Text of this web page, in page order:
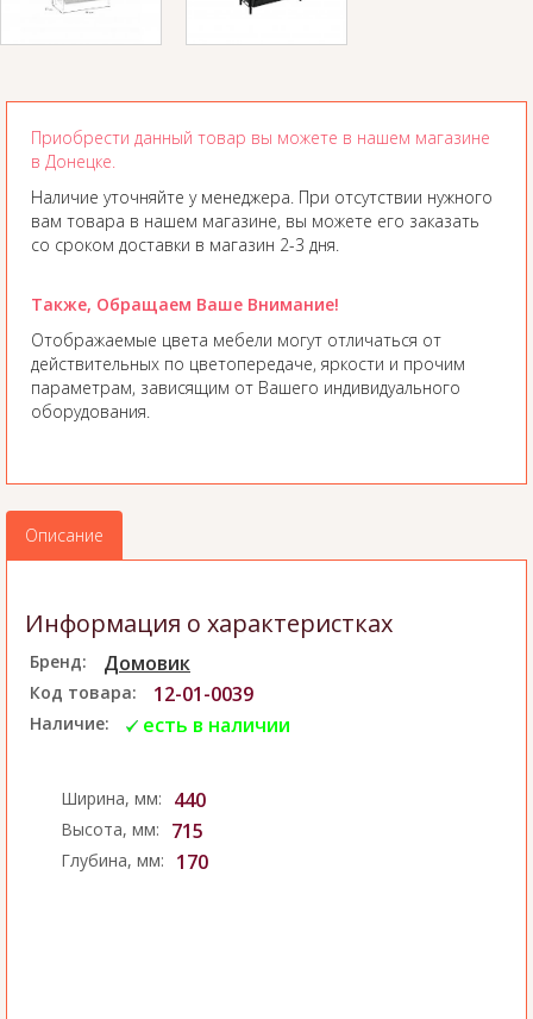
Приобрести данный товар вы можете в нашем магазине
в Донецке.
Наличие уточняйте у менеджера. При отсутствии нужного
вам товара в нашем магазине, вы можете его заказать
со сроком доставки в магазин 2-3 дня.
Также, Обращаем Ваше Внимание!
Отображаемые цвета мебели могут отличаться от
действительных по цветопередаче, яркости и прочим
параметрам, зависящим от Вашего индивидуального
оборудования.
Описание
Информация о характеристках
Бренд: Домовик
Код товара: 12-01-0039
Наличие: есть в наличии
Ширина, мм: 440
Высота, мм: 715
Глубина, мм: 170